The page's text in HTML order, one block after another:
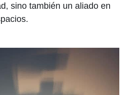
sino también un aliado en